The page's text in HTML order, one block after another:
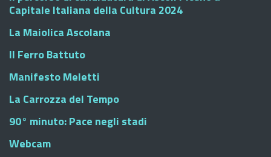
Capitale Italiana della Cultura 2024
La Maiolica Ascolana
Il Ferro Battuto
Manifesto Meletti
La Carrozza del Tempo
90° minuto: Pace negli stadi
Webcam